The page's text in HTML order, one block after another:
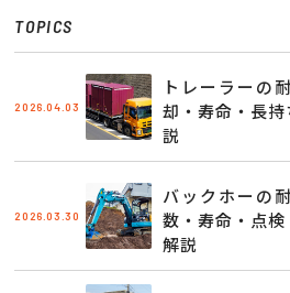
TOPICS
2026.04.03
トレーラーの
却・寿命・長
説
2026.03.30
バックホーの
数・寿命・点
解説